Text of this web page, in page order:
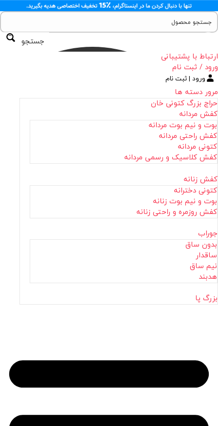
جستجو
ارتباط با پشتیبانی
ورود / ثبت نام
ورود | ثبت نام
مرور دسته ها
حراج بزرگ کتونی خان
کفش مردانه
بوت و نیم بوت مردانه
کفش راحتی مردانه
کتونی مردانه
کفش کلاسیک و رسمی مردانه
کفش زنانه
کتونی دخترانه
بوت و نیم بوت زنانه
کفش روزمره و راحتی زنانه
جوراب
بدون ساق
ساقدار
نیم ساق
هدبند
بزرگ پا